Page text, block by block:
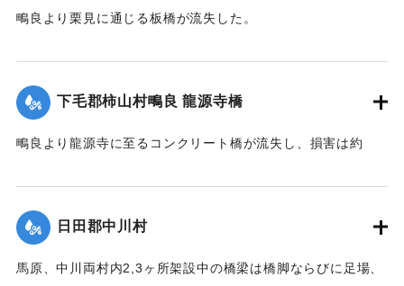
｜固有コード:00275065
鴫良より栗見に通じる板橋が流失した。
｜固有コード:00275066
下毛郡柿山村鴫良 龍源寺橋
鴫良より龍源寺に至るコンクリート橋が流失し、損害は約
｜固有コード:
日田郡中川村
馬原、中川両村内2,3ヶ所架設中の橋梁は橋脚ならびに足場、